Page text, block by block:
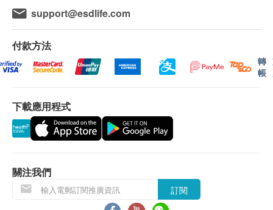
送貨費用:
樽裝蒸餾水 : 客戶每次須訂購最少兩箱8公升/ 12公
升/ 18公升裝蒸餾水方可享有免費送貨服務。
水機 : 享免費送貨服務
直接到達的地點及備有升降機能直接到達或步行不
多於20級樓梯之樓層。
位於無升降機設施的樓層或相應的送貨路程，由第
費及每層每支貨品港幣5元的行政費。
訂購須知
健康網購health.ESDlife只接受在香港的指定送貨
support@esdlife.com
付款方法
轉
帳
下載應用程式
關注我們
訂閱